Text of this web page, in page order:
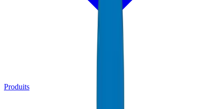
Produits